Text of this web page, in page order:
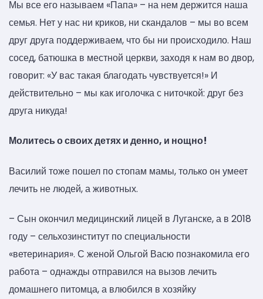
Мы все его называем «Папа» – на нем держится наша
семья. Нет у нас ни криков, ни скандалов – мы во всем
друг друга поддерживаем, что бы ни происходило. Наш
сосед, батюшка в местной церкви, заходя к нам во двор,
говорит: «У вас такая благодать чувствуется!» И
действительно – мы как иголочка с ниточкой: друг без
друга никуда!
Молитесь о своих детях и денно, и нощно!
Василий тоже пошел по стопам мамы, только он умеет
лечить не людей, а животных.
– Сын окончил медицинский лицей в Луганске, а в 2018
году – сельхозинститут по специальности
«ветеринария». С женой Ольгой Васю познакомила его
работа – однажды отправился на вызов лечить
домашнего питомца, а влюбился в хозяйку